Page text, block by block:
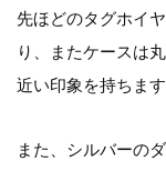
先ほどのタグホイ
り、またケースは
近い印象を持ちます
また、シルバーの